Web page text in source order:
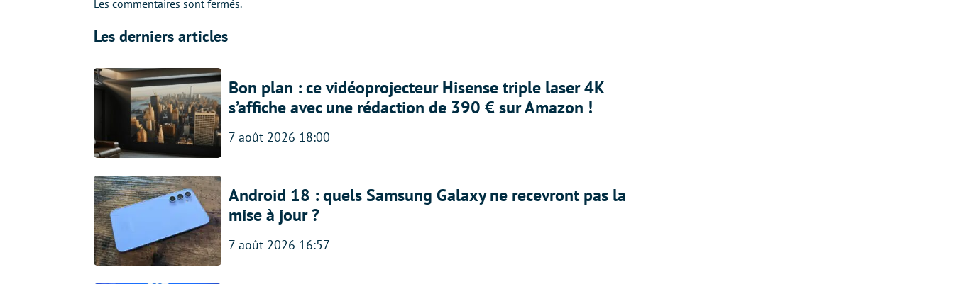
Les commentaires sont fermés.
Les derniers articles
Bon plan : ce vidéoprojecteur Hisense triple laser 4K
s’affiche avec une rédaction de 390 € sur Amazon !
7 août 2026 18:00
Android 18 : quels Samsung Galaxy ne recevront pas la
mise à jour ?
7 août 2026 16:57